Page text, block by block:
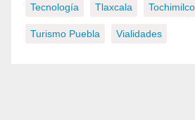
Tecnología Tlaxcala Tochimilco
Turismo Puebla Vialidades